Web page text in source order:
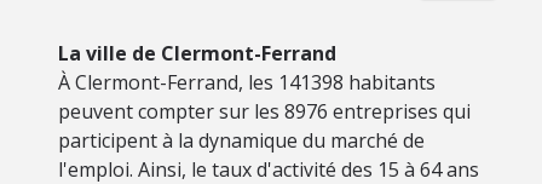
La ville de Clermont-Ferrand
À Clermont-Ferrand, les 141398 habitants
peuvent compter sur les 8976 entreprises qui
participent à la dynamique du marché de
l'emploi. Ainsi, le taux d'activité des 15 à 64 ans